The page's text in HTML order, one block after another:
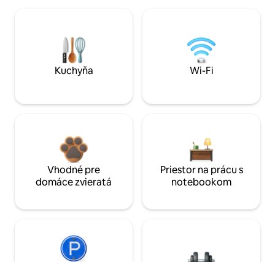
Kuchyňa Wi-Fi
Vhodné pre
domáce zvieratá
Priestor na prácu s
notebookom